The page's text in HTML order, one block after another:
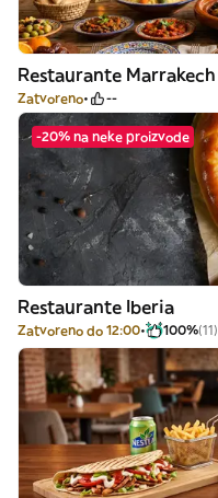
Restaurante Marrakech
Zatvoreno --
-20% na neke proizvode
Restaurante Iberia
Zatvoreno do 12:00 100%(11)